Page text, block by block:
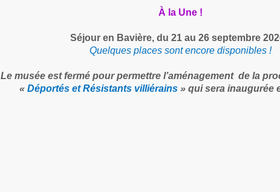
À la Une !
Séjour en Bavière, du 21 au 26 septembre
Quelques places sont encore disponibles !
Le musée est fermé pour permettre l’aménagement de la
« Déportés et Résistants villiérains» qui sera inaugurée